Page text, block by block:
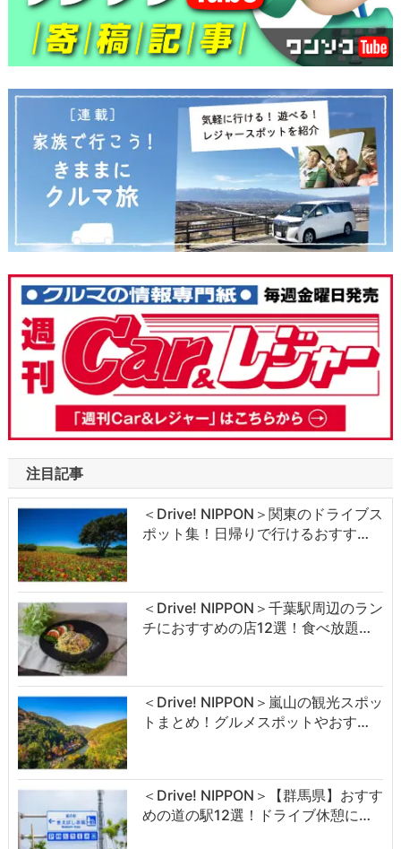
注目記事
＜Drive! NIPPON＞関東のドライブス
ポット集！日帰りで行けるおすす…
＜Drive! NIPPON＞千葉駅周辺のラン
チにおすすめの店12選！食べ放題…
＜Drive! NIPPON＞嵐山の観光スポッ
トまとめ！グルメスポットやおす…
＜Drive! NIPPON＞【群馬県】おすす
めの道の駅12選！ドライブ休憩に…